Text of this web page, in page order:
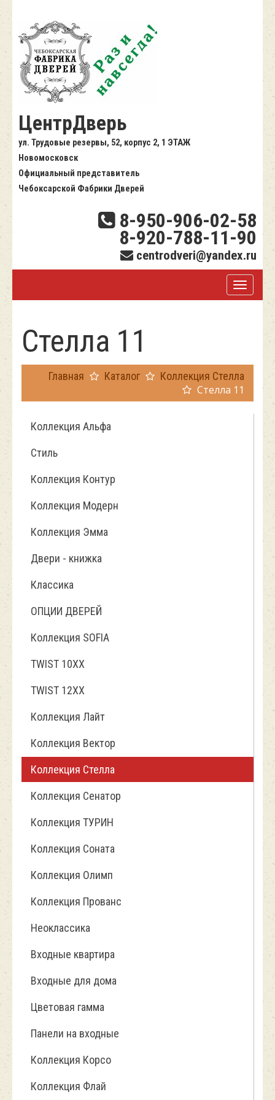
ЦентрДверь
ул. Трудовые резервы, 52, корпус 2, 1 ЭТАЖ
Новомосковск
Официальный представитель
Чебоксарской Фабрики Дверей
8-950-906-02-58
8-920-788-11-90
centrodveri@yandex.ru
Стелла 11
Главная Каталог Коллекция Стелла
Стелла 11
Коллекция Альфа
Стиль
Коллекция Контур
Коллекция Модерн
Коллекция Эмма
Двери - книжка
Классика
ОПЦИИ ДВЕРЕЙ
Коллекция SOFIA
TWIST 10ХХ
TWIST 12XX
Коллекция Лайт
Коллекция Вектор
Коллекция Стелла
Коллекция Сенатор
Коллекция ТУРИН
Коллекция Соната
Коллекция Олимп
Коллекция Прованс
Неоклассика
Входные квартира
Входные для дома
Цветовая гамма
Панели на входные
Коллекция Корсо
Коллекция Флай